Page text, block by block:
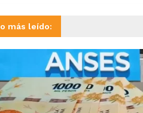
más leído: